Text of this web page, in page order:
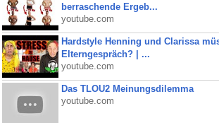
berraschende Ergeb...
youtube.com
Hardstyle Henning und Clarissa
Elterngespräch? | ...
youtube.com
Das TLOU2 Meinungsdilemma
youtube.com